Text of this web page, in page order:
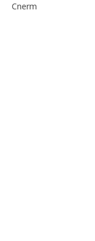
Cnerm